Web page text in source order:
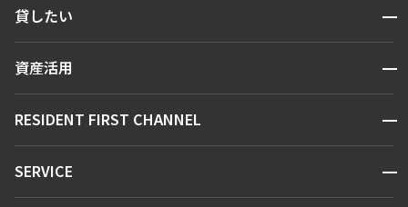
人気エリアから探す
新着情報から探す
貸したい 開閉
お問い合わせ
資産活用 開閉
お問い合わせ
RESIDENT FIRST CHANNEL 開閉
マンションレポート
SERVICE 開閉